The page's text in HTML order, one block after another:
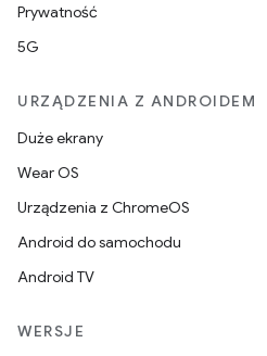
Prywatność
5G
URZĄDZENIA Z ANDROIDEM
Duże ekrany
Wear OS
Urządzenia z ChromeOS
Android do samochodu
Android TV
WERSJE